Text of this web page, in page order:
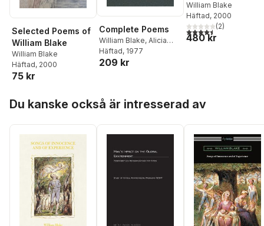
Selected Poems of
William Blake
William Blake
Häftad, 2000
75 kr
Complete Poems
William Blake, Alicia
Ostriker
Häftad, 1977
209 kr
William Blake
Häftad, 2000
4,5utav 5 stjärnor.
(2)
480 kr
Du kanske också är intresserad av